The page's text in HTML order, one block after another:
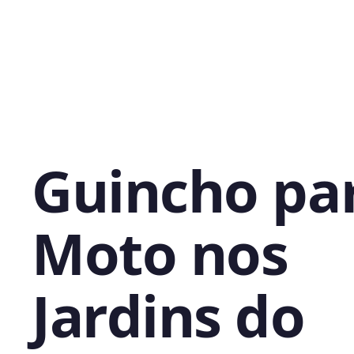
Guincho
Moto nos
Jardins do